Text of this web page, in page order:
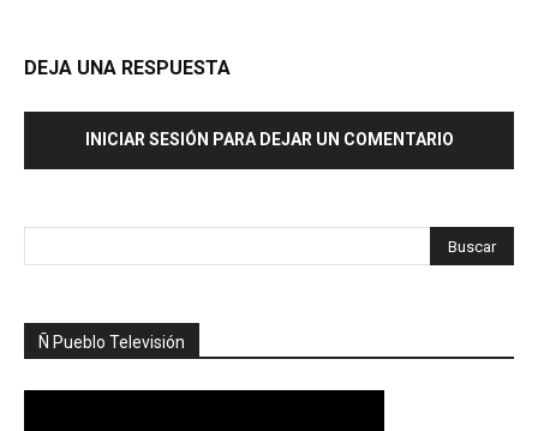
DEJA UNA RESPUESTA
INICIAR SESIÓN PARA DEJAR UN COMENTARIO
Ñ Pueblo Televisión